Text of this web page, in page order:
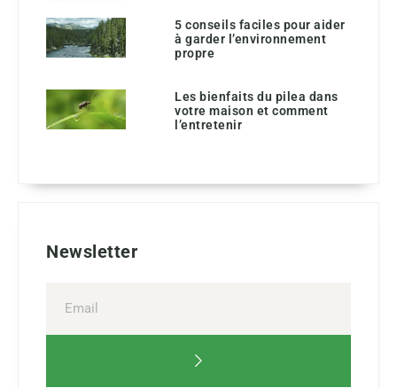
5 conseils faciles pour aider
à garder l’environnement
propre
Les bienfaits du pilea dans
votre maison et comment
l’entretenir
Newsletter